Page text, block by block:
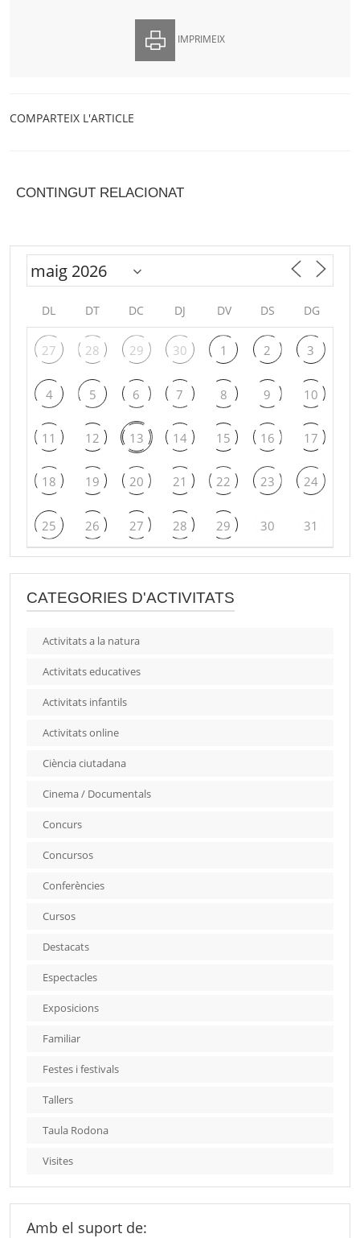
IMPRIMEIX
COMPARTEIX L'ARTICLE
CONTINGUT RELACIONAT
DL DT DC DJ DV DS DG
27 28 29 30 1 2 3
4 5 6 7 8 9 10
11 12 13 14 15 16 17
18 19 20 21 22 23 24
25 26 27 28 29 30 31
CATEGORIES D'ACTIVITATS
Activitats a la natura
Activitats educatives
Activitats infantils
Activitats online
Ciència ciutadana
Cinema / Documentals
Concurs
Concursos
Conferències
Cursos
Destacats
Espectacles
Exposicions
Familiar
Festes i festivals
Tallers
Taula Rodona
Visites
Amb el suport de: